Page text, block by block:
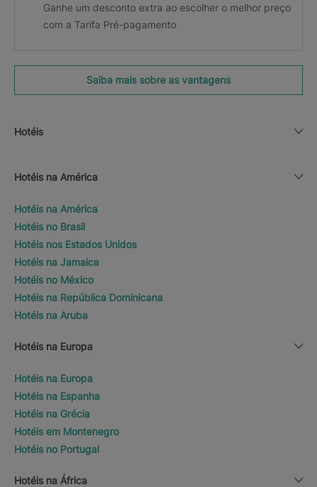
Ganhe um desconto extra ao escolher o melhor preço
com a Tarifa Pré-pagamento
Saiba mais sobre as vantagens
Hotéis
Hotéis na América
Hotéis na América
Hotéis no Brasil
Hotéis nos Estados Unidos
Hotéis na Jamaica
Hotéis no México
Hotéis na República Dominicana
Hotéis na Aruba
Hotéis na Europa
Hotéis na Europa
Hotéis na Espanha
Hotéis na Grécia
Hotéis em Montenegro
Hotéis no Portugal
Hotéis na África